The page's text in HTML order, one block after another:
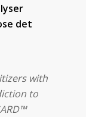
det
with
to